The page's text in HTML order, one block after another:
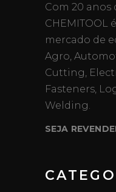
Com 20 anos
CHEMITOOL
mercado de
Agro,
Cutting,
Fasteners,
Welding.
SEJA